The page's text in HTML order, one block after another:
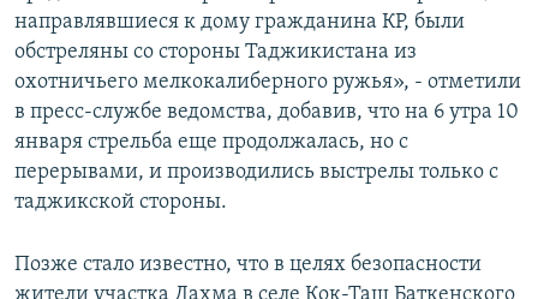
направлявшиеся к дому гражданина КР, были
обстреляны со стороны Таджикистана из
охотничьего мелкокалиберного ружья», - отметили
в пресс-службе ведомства, добавив, что на 6 утра 10
января стрельба еще продолжалась, но с
перерывами, и производились выстрелы только с
таджикской стороны.
Позже стало известно, что в целях безопасности